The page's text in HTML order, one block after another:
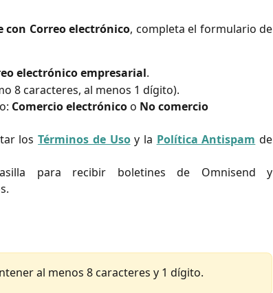
con Correo electrónico, completa el formulario de
electrónico empresarial.
8 caracteres, al menos 1 dígito).
Comercio electrónico o No comercio
losTérminos de Usoy la Política Antispam de
para recibir boletines de Omnisend y
al menos 8 caracteres y 1 dígito.